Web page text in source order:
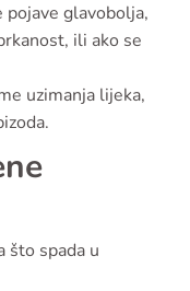
pojave glavobolja,
ili ako se
uzimanja lijeka,
što spada u